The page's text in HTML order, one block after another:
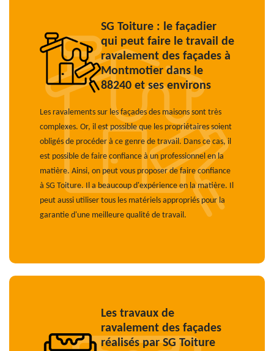
SG Toiture : le façadier
qui peut faire le travail de
ravalement des façades à
Montmotier dans le
88240 et ses environs
Les ravalements sur les façades des maisons sont très
complexes. Or, il est possible que les propriétaires soient
obligés de procéder à ce genre de travail. Dans ce cas, il
est possible de faire confiance à un professionnel en la
matière. Ainsi, on peut vous proposer de faire confiance
à SG Toiture. Il a beaucoup d'expérience en la matière. Il
peut aussi utiliser tous les matériels appropriés pour la
garantie d'une meilleure qualité de travail.
Les travaux de
ravalement des façades
réalisés par SG Toiture